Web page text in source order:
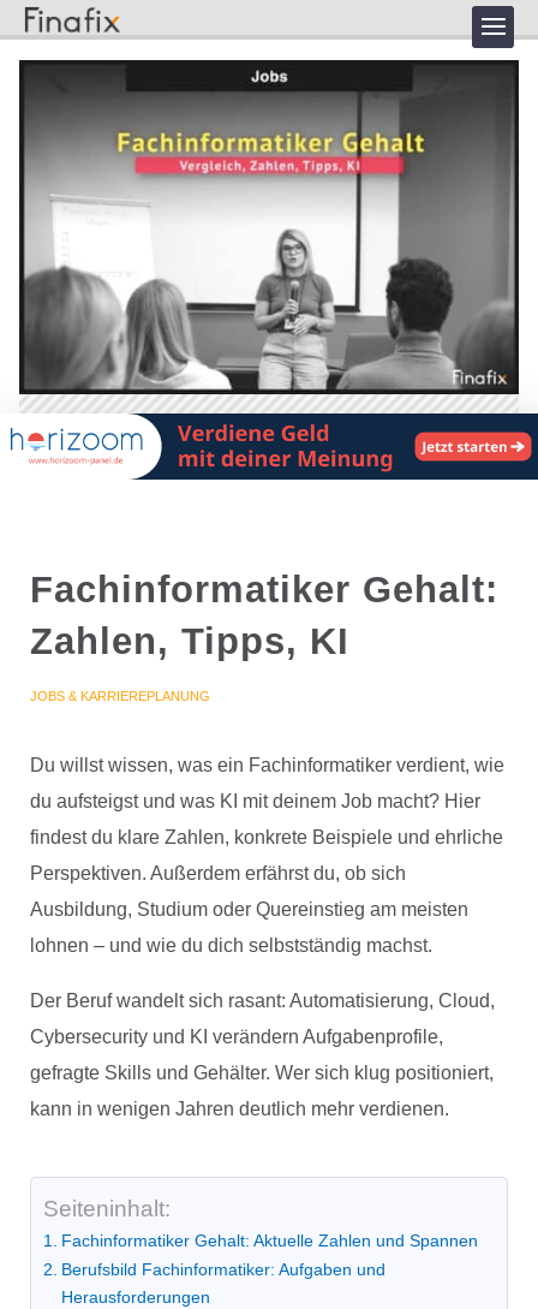
Fachinformatiker Gehalt:
Zahlen, Tipps, KI
JOBS & KARRIEREPLANUNG
Du willst wissen, was ein Fachinformatiker verdient, wie
du aufsteigst und was KI mit deinem Job macht? Hier
findest du klare Zahlen, konkrete Beispiele und ehrliche
Perspektiven. Außerdem erfährst du, ob sich
Ausbildung, Studium oder Quereinstieg am meisten
lohnen – und wie du dich selbstständig machst.
Der Beruf wandelt sich rasant: Automatisierung, Cloud,
Cybersecurity und KI verändern Aufgabenprofile,
gefragte Skills und Gehälter. Wer sich klug positioniert,
kann in wenigen Jahren deutlich mehr verdienen.
Seiteninhalt:
Fachinformatiker Gehalt: Aktuelle Zahlen und Spannen
Berufsbild Fachinformatiker: Aufgaben und
Herausforderungen